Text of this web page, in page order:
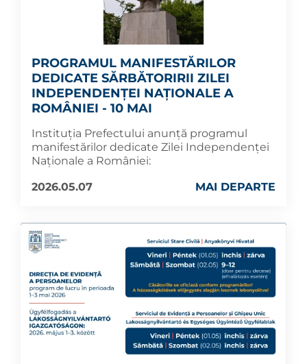
PROGRAMUL MANIFESTĂRILOR
DEDICATE SĂRBĂTORIRII ZILEI
INDEPENDENȚEI NAȚIONALE A
ROMÂNIEI - 10 MAI
Instituția Prefectului anunță programul
manifestărilor dedicate Zilei Independenței
Naționale a României:
2026.05.07
MAI DEPARTE